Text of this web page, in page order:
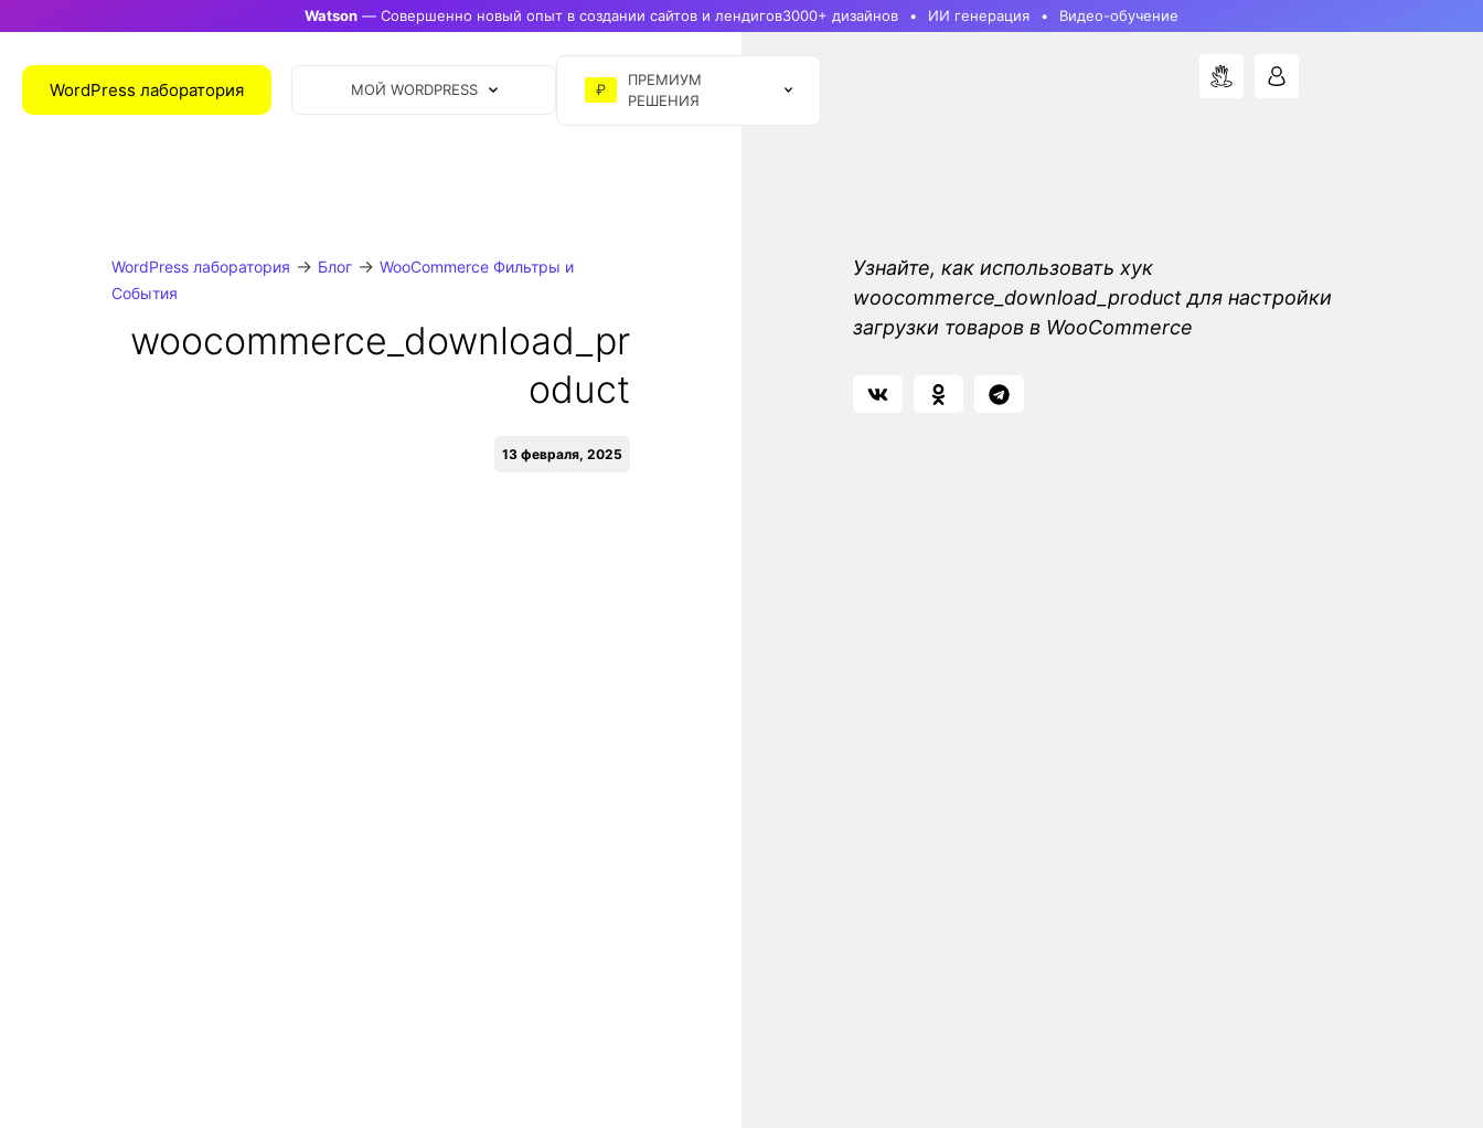
Watson — Совершенно новый опыт в создании сайтов и лендигов3000+ дизайнов ИИ генерация Видео-обучение
WordPress лаборатория МОЙ WORDPRESS ₽
ПРЕМИУМ
РЕШЕНИЯ
WordPress лаборатория → Блог→ WooCommerce Фильтры и
События
woocommerce_download_pr
oduct
13 февраля, 2025
Узнайте, как использовать хук
woocommerce_download_product для настройки
загрузки товаров в WooCommerce